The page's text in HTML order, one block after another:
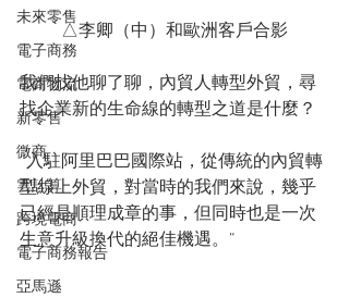
未來零售
電子商務
電商物流
新零售
微商
雲計算
跨境電商
電子商務報告
亞馬遜
△李卿（中）和歐洲客戶合影
我們找他聊了聊，內貿人轉型外貿，尋
找企業新的生命線的轉型之道是什麼？
“入駐阿里巴巴國際站，從傳統的內貿轉
型線上外貿，對當時的我們來說，幾乎
已經是順理成章的事，但同時也是一次
生意升級換代的絕佳機遇。”